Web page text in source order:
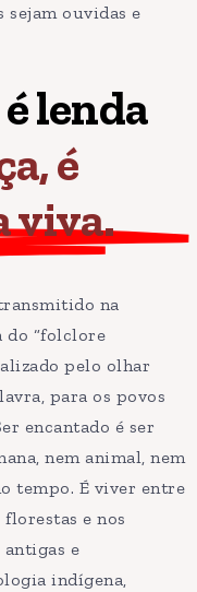
sejam ouvidas e
lenda
é
viva.
na
do “folclore
pelo olhar
para os povos
encantado é ser
nem animal, nem
tempo. É viver entre
e nos
antigas e
indígena,